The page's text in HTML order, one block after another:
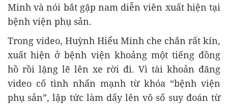
Minh và nói bắt gặp nam diễn viên xuất hiện tại
bệnh viện phụ sản.
Trong video, Huỳnh Hiểu Minh che chắn rất kín,
xuất hiện ở bệnh viện khoảng một tiếng đồng
hồ rồi lặng lẽ lên xe rời đi. Vì tài khoản đăng
video cố tình nhấn mạnh từ khóa “bệnh viện
phụ sản”, lập tức làm dấy lên vô số suy đoán từ